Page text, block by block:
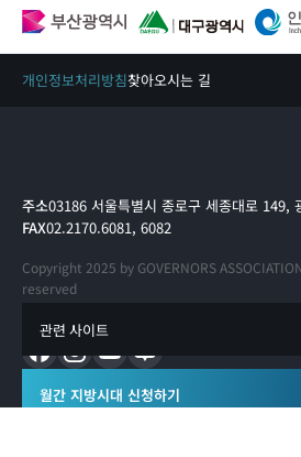
개인정보처리방침찾아오시는 길
관련 사이트
주소03186 서울특별시 종로구 세종대로 149,
FAX02.2170.6081, 6082
Copyright 2025 by GOVERNORS
reserved
월간 지방시대 신청하기